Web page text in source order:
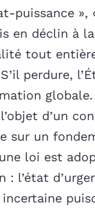
puissance
en déclin à
tout
perdure,
d’un
sur un
loi est
: l’état